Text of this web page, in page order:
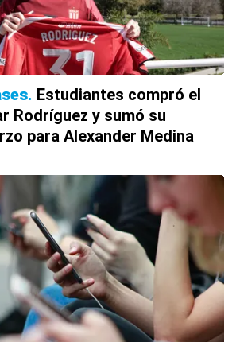
Estudiantes compró el
Rodríguez y sumó su
para Alexander Medina